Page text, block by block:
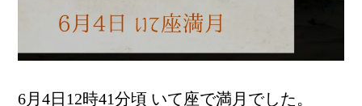
6月4日12時41分頃 いて座で満月でした。